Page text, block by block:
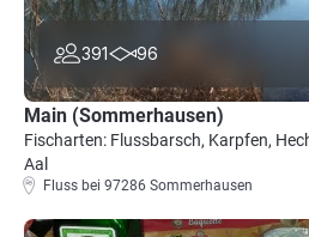
391 96
Main (Sommerhausen)
Fischarten: Flussbarsch, Karpfen,
Aal
Fluss bei 97286 Sommerhausen